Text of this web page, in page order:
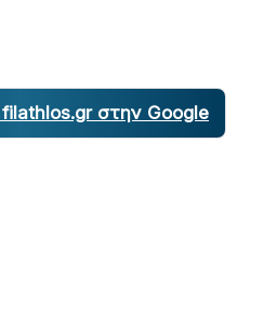
στην Google